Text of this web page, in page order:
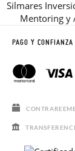
Silmares
Mentoring y
PAGO Y CONFIANZA